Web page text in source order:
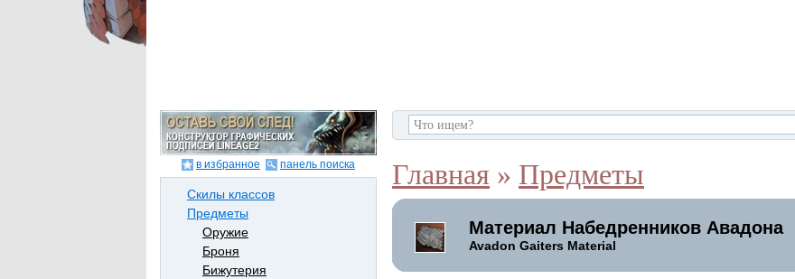
в избранное панель поиска
Скилы классов
Предметы
Оружие
Броня
Бижутерия
Главная » Предметы
Материал Набедренников Авадона
Avadon Gaiters Material